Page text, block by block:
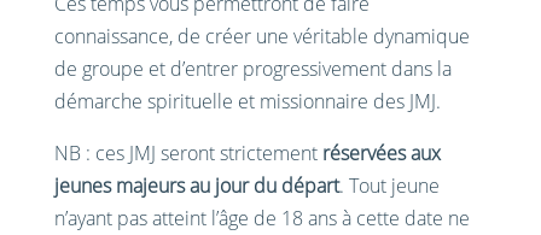
connaissance, de créer une véritable dynamique
de groupe et d’entrer progressivement dans la
démarche spirituelle et missionnaire des JMJ.
NB : ces JMJ seront strictement réservées aux
jeunes majeurs au jour du départ. Tout jeune
n’ayant pas atteint l’âge de 18 ans à cette date ne